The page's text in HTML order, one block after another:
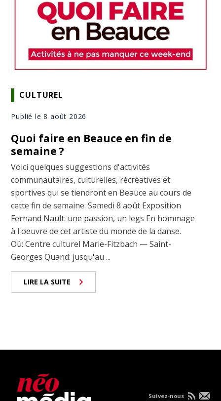
CULTUREL
Publié le 8 août 2026
Quoi faire en Beauce en fin de
semaine ?
Voici quelques suggestions d'activités
communautaires, culturelles, récréatives et
sportives qui se tiendront en Beauce au cours de
cette fin de semaine. Samedi 8 août Exposition
Fernand Nault: une passion, un legs En hommage
à l'oeuvre de cet artiste du monde de la danse.
Où: Centre culturel Marie-Fitzbach — Saint-
Georges Quand: jusqu'au ...
LIRE LA SUITE
Suivez-nous